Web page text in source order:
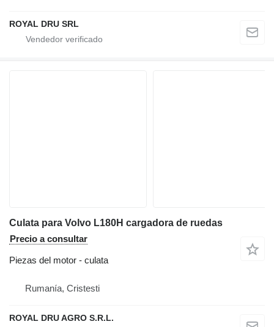
ROYAL DRU SRL
Culata para Volvo L180H cargadora de ruedas
Precio a consultar
Piezas del motor - culata
Rumanía, Cristesti
ROYAL DRU AGRO S.R.L.